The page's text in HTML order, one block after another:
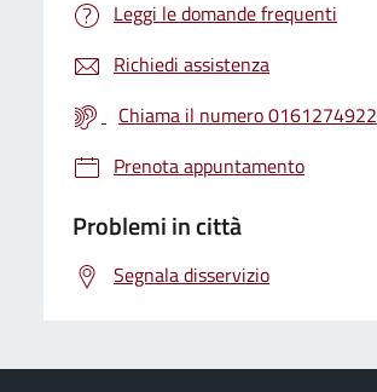
Leggi le domande frequenti
Richiedi assistenza
Chiama il numero 0161274922
Prenota appuntamento
Problemi in città
Segnala disservizio